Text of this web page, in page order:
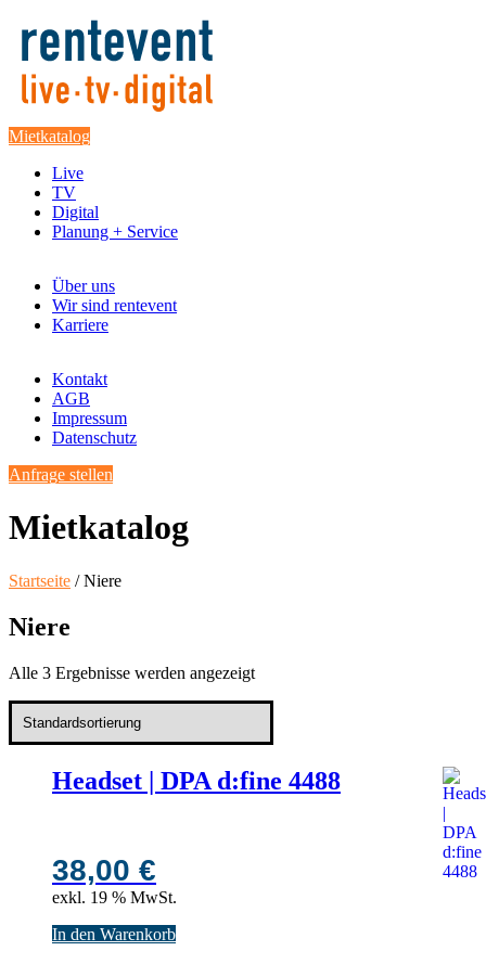
Mietkatalog
Live
TV
Digital
Planung + Service
Über uns
Wir sind rentevent
Karriere
Kontakt
AGB
Impressum
Datenschutz
Anfrage stellen
Mietkatalog
Startseite / Niere
Niere
Alle 3 Ergebnisse werden angezeigt
Headset | DPA d:fine 4488
38,00 €
exkl. 19 % MwSt.
In den Warenkorb